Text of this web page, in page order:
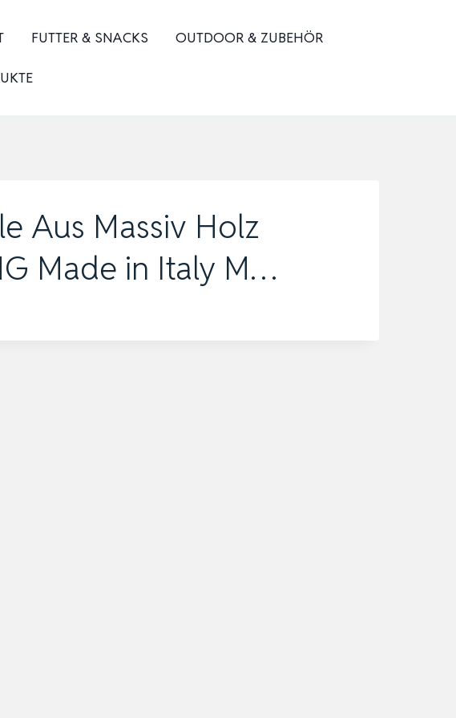
FUTTER & SNACKS OUTDOOR & ZUBEHÖR
Aus Massiv Holz
Made in Italy M…